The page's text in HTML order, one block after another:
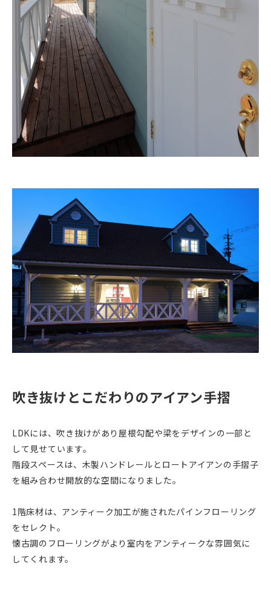
吹き抜けとこだわりのアイアン手摺
LDKには、吹き抜けがあり屋根勾配や梁をデザインの一部と
して見せています。
階段スペースは、木製ハンドレールとロートアイアンの手摺子
を組み合わせ開放的な空間になりました。
1階床材は、アンティーク加工が施されたパインフローリング
をセレクト。
懐古調のフローリングがより室内をアンティークな雰囲気に
してくれます。